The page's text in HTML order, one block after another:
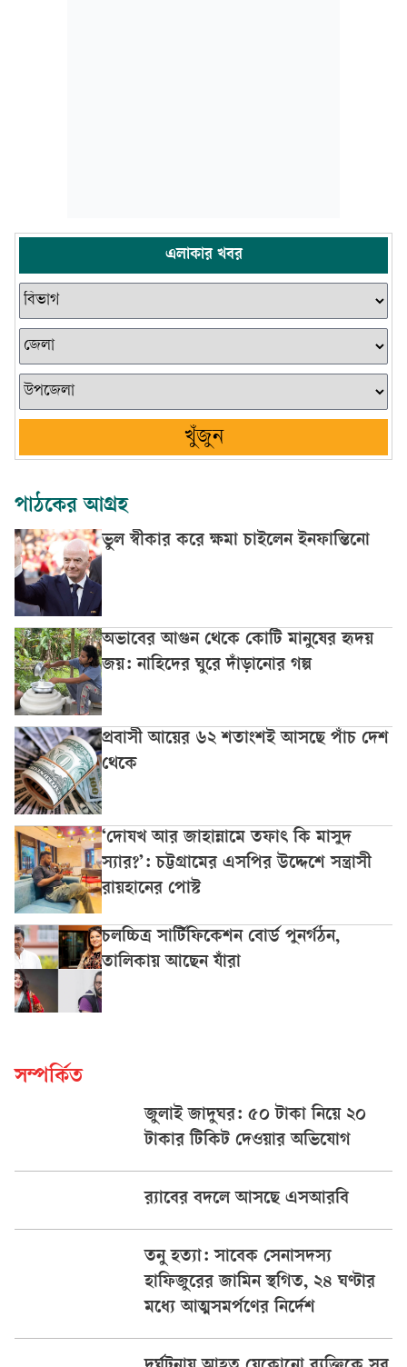
এলাকার খবর
খুঁজুন
পাঠকের আগ্রহ
ভুল স্বীকার করে ক্ষমা চাইলেন ইনফান্তিনো
অভাবের আগুন থেকে কোটি মানুষের হৃদয়
জয়: নাহিদের ঘুরে দাঁড়ানোর গল্প
প্রবাসী আয়ের ৬২ শতাংশই আসছে পাঁচ দেশ
থেকে
‘দোযখ আর জাহান্নামে তফাৎ কি মাসুদ
স্যার?’: চট্টগ্রামের এসপির উদ্দেশে সন্ত্রাসী
রায়হানের পোস্ট
চলচ্চিত্র সার্টিফিকেশন বোর্ড পুনর্গঠন,
তালিকায় আছেন যাঁরা
সম্পর্কিত
জুলাই জাদুঘর: ৫০ টাকা নিয়ে ২০
টাকার টিকিট দেওয়ার অভিযোগ
র‍্যাবের বদলে আসছে এসআরবি
তনু হত্যা: সাবেক সেনাসদস্য
হাফিজুরের জামিন স্থগিত, ২৪ ঘণ্টার
মধ্যে আত্মসমর্পণের নির্দেশ